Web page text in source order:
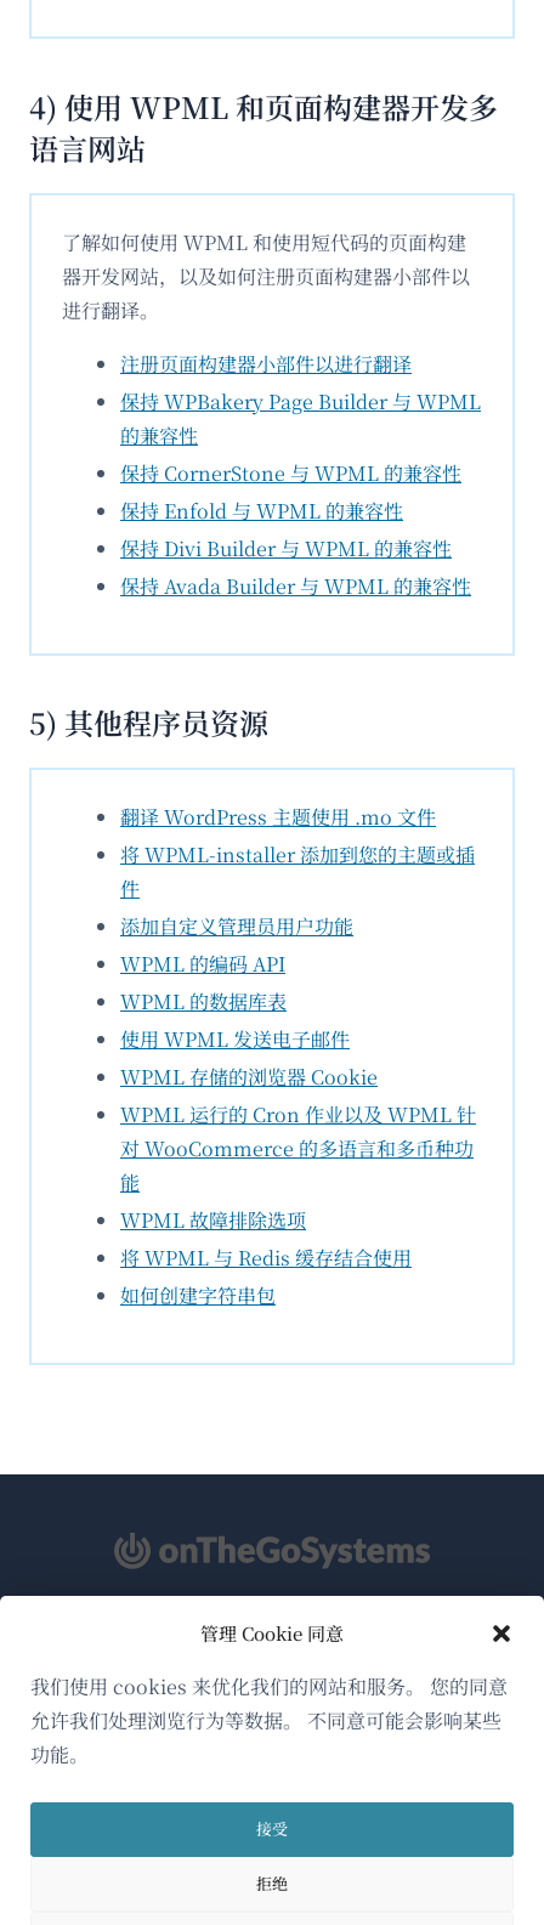
管理 Cookie 同意
我们使用 cookies 来优化我们的网站和服务。 您的同意
允许我们处理浏览行为等数据。 不同意可能会影响某些
功能。
接受
拒绝
4) 使用 WPML 和页面构建器开发多
语言网站
了解如何使用 WPML 和使用短代码的页面构建
器开发网站，以及如何注册页面构建器小部件以
进行翻译。
注册页面构建器小部件以进行翻译
保持 WPBakery Page Builder 与 WPML
的兼容性
保持 CornerStone 与 WPML 的兼容性
保持 Enfold 与 WPML 的兼容性
保持 Divi Builder 与 WPML 的兼容性
保持 Avada Builder 与 WPML 的兼容性
5) 其他程序员资源
翻译 WordPress 主题使用 .mo 文件
将 WPML-installer 添加到您的主题或插
件
添加自定义管理员用户功能
WPML 的编码 API
WPML 的数据库表
使用 WPML 发送电子邮件
WPML 存储的浏览器 Cookie
WPML 运行的 Cron 作业以及 WPML 针
对 WooCommerce 的多语言和多币种功
能
WPML 故障排除选项
将 WPML 与 Redis 缓存结合使用
如何创建字符串包
简体中文
关于WPML
GDPR与隐私政策
加入我们的团队（在
中
新
口
新
窗
口
中
新
口